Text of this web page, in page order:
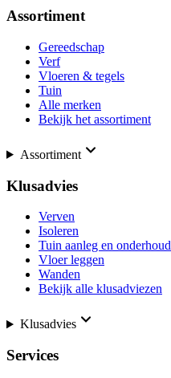
Assortiment
Gereedschap
Verf
Vloeren & tegels
Tuin
Alle merken
Bekijk het assortiment
Assortiment
Klusadvies
Verven
Isoleren
Tuin aanleg en onderhoud
Vloer leggen
Wanden
Bekijk alle klusadviezen
Klusadvies
Services